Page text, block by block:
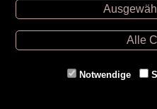
Retz -
Hollabrunn
Eggenburg
Gmünd -
Alle
Notwendige